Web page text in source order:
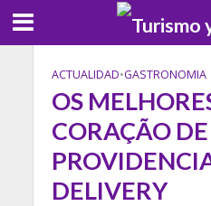
ACTUALIDAD•GASTRONOMIA
OS
CORAÇÃO DE
DELIVERY